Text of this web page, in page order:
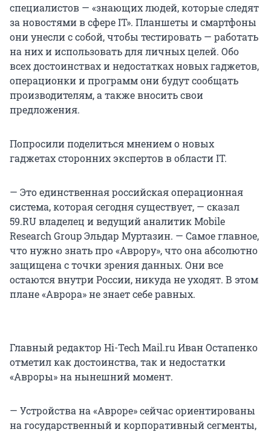
специалистов — «знающих людей, которые следят
за новостями в сфере IТ». Планшеты и смартфоны
они унесли с собой, чтобы тестировать — работать
на них и использовать для личных целей. Обо
всех достоинствах и недостатках новых гаджетов,
операционки и программ они будут сообщать
производителям, а также вносить свои
предложения.
Попросили поделиться мнением о новых
гаджетах сторонних экспертов в области IT.
— Это единственная российская операционная
система, которая сегодня существует, — сказал
59.RU владелец и ведущий аналитик Mobile
Research Group Эльдар Муртазин. — Самое главное,
что нужно знать про «Аврору», что она абсолютно
защищена с точки зрения данных. Они все
остаются внутри России, никуда не уходят. В этом
плане «Аврора» не знает себе равных.
Главный редактор Hi-Tech Mail.ru Иван Остапенко
отметил как достоинства, так и недостатки
«Авроры» на нынешний момент.
— Устройства на «Авроре» сейчас ориентированы
на государственный и корпоративный сегменты,